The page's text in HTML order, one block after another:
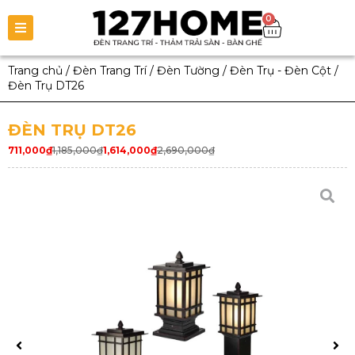
0
Trang chủ / Đèn Trang Trí/ Đèn Tường / Đèn Trụ - Đèn Cột /
Đèn Trụ DT26
ĐÈN TRỤ DT26
1,185,000₫
711,000₫ 2,690,000₫
1,614,000₫